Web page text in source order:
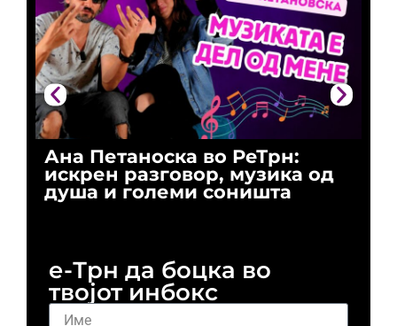
Ана Петаноска во РеТрн:
искрен разговор, музика од
душа и големи соништа
е-Трн да боцка во
твојот инбокс